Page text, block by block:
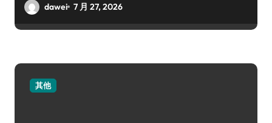
dawei 7 月 27, 2026
其他